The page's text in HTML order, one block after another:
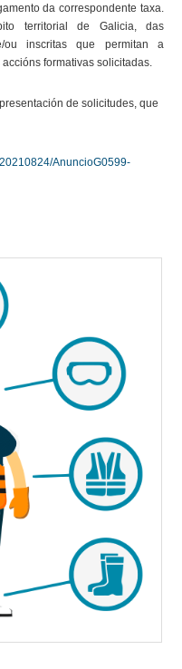
da correspondente taxa.
territorial de Galicia, das
ou inscritas que permitan a
formativas solicitadas.
de solicitudes, que
AnuncioG0599-